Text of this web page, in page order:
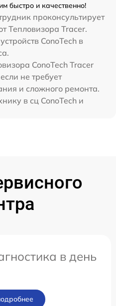
быстро и качественно!
проконсультирует
Тепловизора Tracer.
ConoTech в
ConoTech Tracer
не требует
и сложного ремонта.
в сц ConoTech и
в день